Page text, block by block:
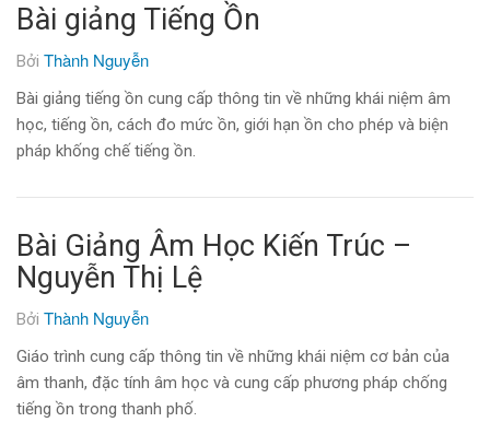
Bài giảng Tiếng Ồn
Bởi Thành Nguyễn
Bài giảng tiếng ồn cung cấp thông tin về những khái niệm âm
học, tiếng ồn, cách đo mức ồn, giới hạn ồn cho phép và biện
pháp khống chế tiếng ồn.
Bài Giảng Âm Học Kiến Trúc –
Nguyễn Thị Lệ
Bởi Thành Nguyễn
Giáo trình cung cấp thông tin về những khái niệm cơ bản của
âm thanh, đặc tính âm học và cung cấp phương pháp chống
tiếng ồn trong thanh phố.